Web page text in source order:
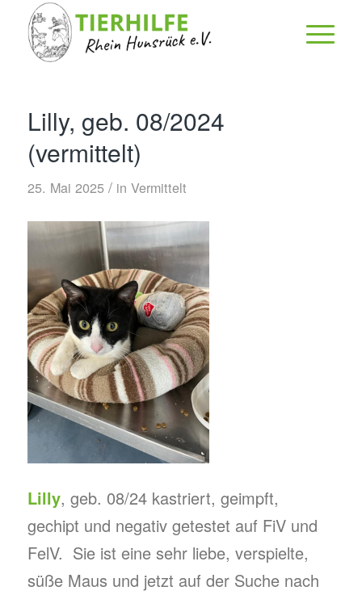
Lilly, geb. 08/2024
(vermittelt)
25. Mai 2025 / in Vermittelt
Lilly, geb. 08/24 kastriert, geimpft,
gechipt und negativ getestet auf FiV und
FelV. Sie ist eine sehr liebe, verspielte,
süße Maus und jetzt auf der Suche nach